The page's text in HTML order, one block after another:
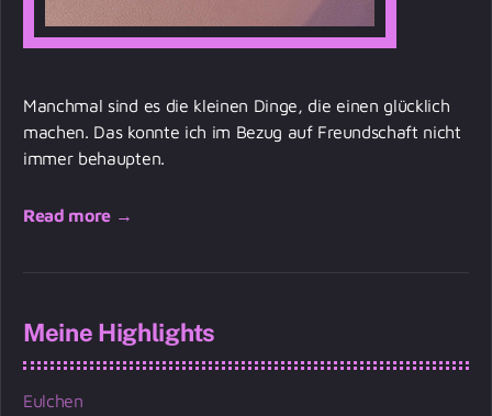
Manchmal sind es die kleinen Dinge, die einen glücklich
machen. Das konnte ich im Bezug auf Freundschaft nicht
immer behaupten.
Read more →
Meine Highlights
Eulchen